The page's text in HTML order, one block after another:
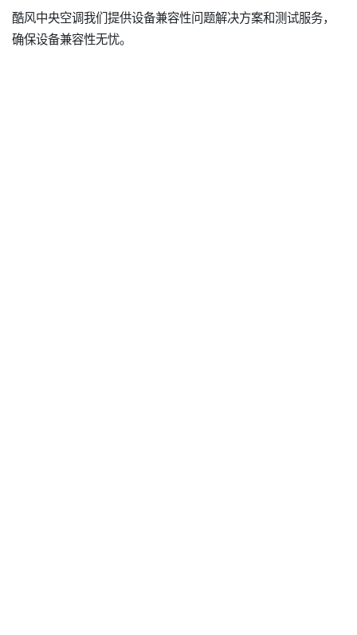
酷风中央空调我们提供设备兼容性问题解决方案和测试服务，
确保设备兼容性无忧。